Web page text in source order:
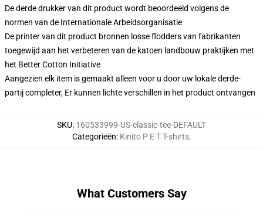
De derde drukker van dit product wordt beoordeeld volgens de
normen van de Internationale Arbeidsorganisatie
De printer van dit product bronnen losse flodders van fabrikanten
toegewijd aan het verbeteren van de katoen landbouw praktijken met
het Better Cotton Initiative
Aangezien elk item is gemaakt alleen voor u door uw lokale derde-
partij completer, Er kunnen lichte verschillen in het product ontvangen
SKU: 160533999-US-classic-tee-DEFAULT
Categorieën: Kinito P E T T-shirts,
What Customers Say